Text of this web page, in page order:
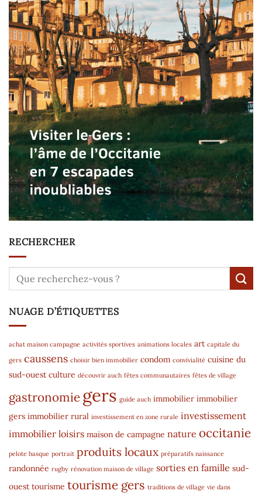
RECHERCHER
NUAGE D’ÉTIQUETTES
achat maison campagne activités sportives animations locales art capitale du
gers caussens choisir bien immobilier condom convivialité cuisine du
sud-ouest culture découvrir auch fêtes communautaires fêtes de village
gastronomiegers guide auch immobilier immobilier
gers immobilier rural investissement en zone rurale investissement
immobilier loisirs maison de campagne nature occitanie
pelote basque portrait produits locaux préparatifs naissance
randonnée rugby rénovation maison de village sorties en famille sud-
ouest tourisme tourisme gers traditions de village vie dans